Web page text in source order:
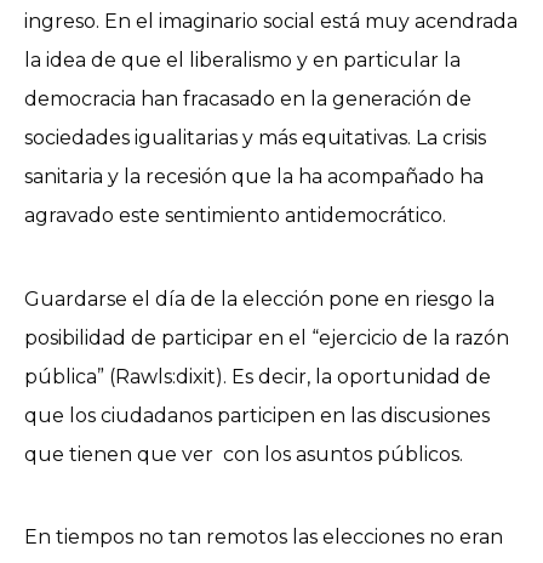
ingreso. En el imaginario social está muy acendrada
la idea de que el liberalismo y en particular la
democracia han fracasado en la generación de
sociedades igualitarias y más equitativas. La crisis
sanitaria y la recesión que la ha acompañado ha
agravado este sentimiento antidemocrático.
Guardarse el día de la elección pone en riesgo la
posibilidad de participar en el “ejercicio de la razón
pública” (Rawls:dixit). Es decir, la oportunidad de
que los ciudadanos participen en las discusiones
que tienen que ver con los asuntos públicos.
En tiempos no tan remotos las elecciones no eran